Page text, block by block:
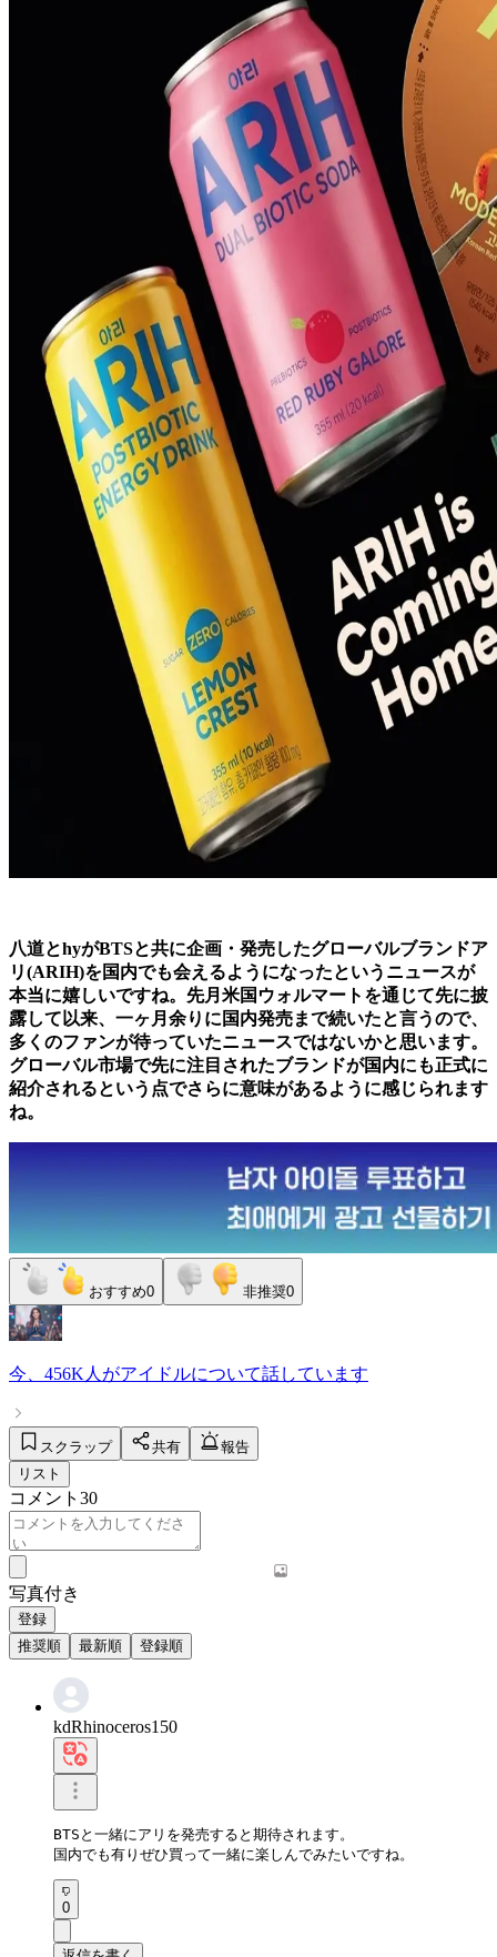
八道とhyがBTSと共に企画・発売したグローバルブランドア
リ(ARIH)を国内でも会えるようになったというニュースが
本当に嬉しいですね。先月米国ウォルマートを通じて先に披
露して以来、一ヶ月余りに国内発売まで続いたと言うので、
多くのファンが待っていたニュースではないかと思います。
グローバル市場で先に注目されたブランドが国内にも正式に
紹介されるという点でさらに意味があるように感じられます
ね。
おすすめ0 非推奨0
今、 456K人 がアイドルについて話しています
スクラップ 共有
報告
リスト
コメント 30
写真付き
登録
推奨順
最新順 登録順
kdRhinoceros150
BTSと一緒にアリを発売すると期待されます。
国内でも有りぜひ買って一緒に楽しんでみたいですね。
0